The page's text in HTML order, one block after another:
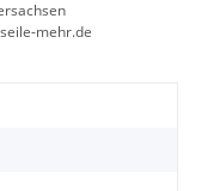
mehr.de